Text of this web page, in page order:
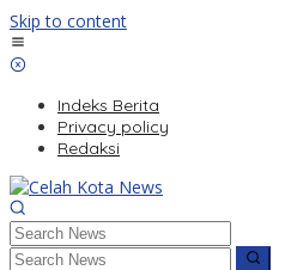
Skip to content
Indeks Berita
Privacy policy
Redaksi